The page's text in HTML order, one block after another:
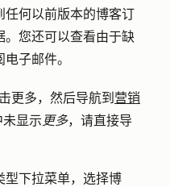
任何以前版本的博客订
。您还可以查看由于缺
子邮件。
更多，然后导航到 营销
显示 更多，请直接导
型下拉菜单，选择博